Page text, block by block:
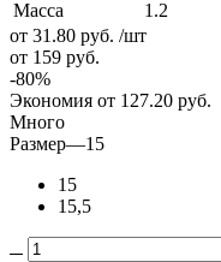
Масса
1.2
от 31.80 руб. /шт
от 159 руб.
-80%
Экономия от 127.20 руб.
Много
Размер—15
15
15,5